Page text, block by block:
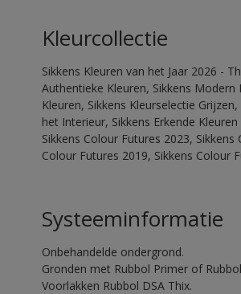
Kleurcollectie
Sikkens Kleuren van het Jaar 2026 -
Authentieke Kleuren, Sikkens Modern
Kleuren, Sikkens Kleurselectie
het Interieur, Sikkens Erkende
Sikkens Colour Futures 2023,
Colour Futures 2019, Sikkens Colour
Systeeminformatie
Onbehandelde ondergrond.
Gronden met Rubbol Primer of
Voorlakken Rubbol DSA Thix.